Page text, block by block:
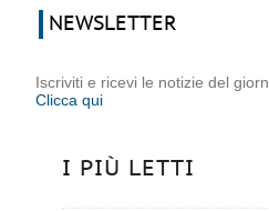
NEWSLETTER
Iscriviti e ricevi le notizie del
Clicca qui
I PIÙ LETTI